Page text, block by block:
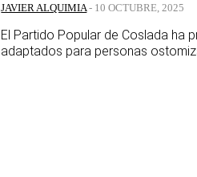
JAVIER ALQUIMIA - 10 OCTUBRE, 2025
El Partido Popular de Coslada ha
adaptados para personas